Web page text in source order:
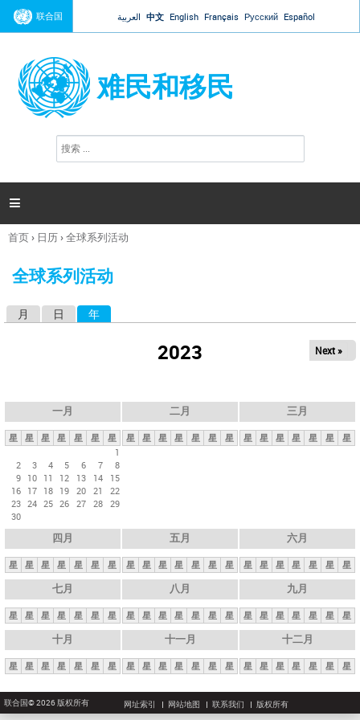
Jump to navigation
联合国 العربية 中文 English Français Русский Español
难民和移民
搜
索

你
这
首页› 日历›全球系列活动
全球系列活动
月 日 年
2023 Next »
一月
星 星 星 星 星 星
星
1
2
3 4 5 6 7
8
9 10 11 12 13 14
15
16 17 18 19 20 21
22
23 24 25 26 27 28 29
30
二月
星 星 星 星 星 星 星
三月
星 星 星 星 星 星 星
四月
星 星 星 星 星 星 星
五月
星 星 星 星 星 星 星
六月
星 星 星 星 星 星 星
七月
星 星 星 星 星 星 星
八月
星 星 星 星 星 星 星
九月
星 星 星 星 星 星 星
十月
星 星 星 星 星 星 星
十一月
星 星 星 星 星 星 星
十二月
星 星 星 星 星 星 星
联合国© 2026 版权所有 网址索引 网站地图 联系我们 版权所有